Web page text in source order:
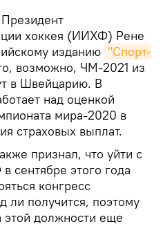
Президент
хоккея (ИИХФ) Рене
изданию "Спорт-
возможно, ЧМ-2021 из
в Швейцарию. В
над оценкой
мира-2020 в
страховых выплат.
признал, что уйти с
сентябре этого года
конгресс
ли получится, поэтому
этой должности еще